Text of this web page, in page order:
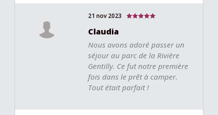
21 nov 2023
Claudia
Nous avons adoré passer un
séjour au parc de la Rivière
Gentilly. Ce fut notre première
fois dans le prêt à camper.
Tout était parfait !